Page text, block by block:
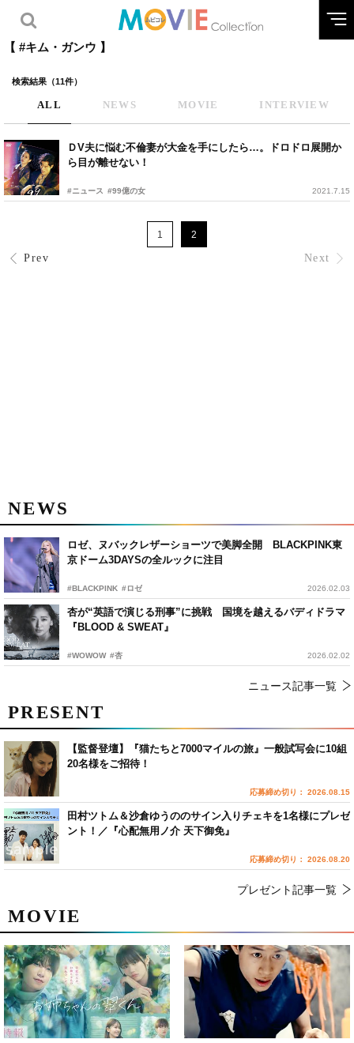
【 #キム・ガンウ 】
検索結果（11件）
ALL NEWS MOVIE INTERVIEW
ＤV夫に悩む不倫妻が大金を手にしたら…。ドロドロ展開か
ら目が離せない！
#ニュース #99億の女 2021.7.15
Prev
1 2
Next
NEWS
ロゼ、ヌバックレザーショーツで美脚全開 BLACKPINK東
京ドーム3DAYSの全ルックに注目
#BLACKPINK #ロゼ 2026.02.03
杏が“英語で演じる刑事”に挑戦 国境を越えるバディドラマ
『BLOOD & SWEAT』
#WOWOW #杏 2026.02.02
ニュース記事一覧
MOVIE
PRESENT
【監督登壇】『猫たちと7000マイルの旅』一般試写会に10組
20名様をご招待！
応募締め切り： 2026.08.15
田村ツトム＆沙倉ゆうののサイン入りチェキを1名様にプレゼ
ント！／『心配無用ノ介 天下御免』
応募締め切り： 2026.08.20
プレゼント記事一覧